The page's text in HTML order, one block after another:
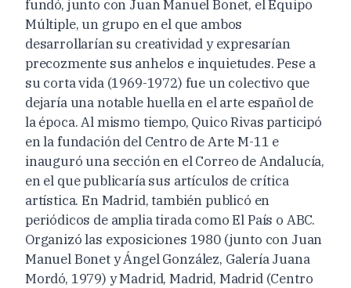
fundó, junto con Juan Manuel Bonet, el Equipo
Múltiple, un grupo en el que ambos
desarrollarían su creatividad y expresarían
precozmente sus anhelos e inquietudes. Pese a
su corta vida (1969-1972) fue un colectivo que
dejaría una notable huella en el arte español de
la época. Al mismo tiempo, Quico Rivas participó
en la fundación del Centro de Arte M-11 e
inauguró una sección en el Correo de Andalucía,
en el que publicaría sus artículos de crítica
artística. En Madrid, también publicó en
periódicos de amplia tirada como El País o ABC.
Organizó las exposiciones 1980 (junto con Juan
Manuel Bonet y Ángel González, Galería Juana
Mordó, 1979) y Madrid, Madrid, Madrid (Centro